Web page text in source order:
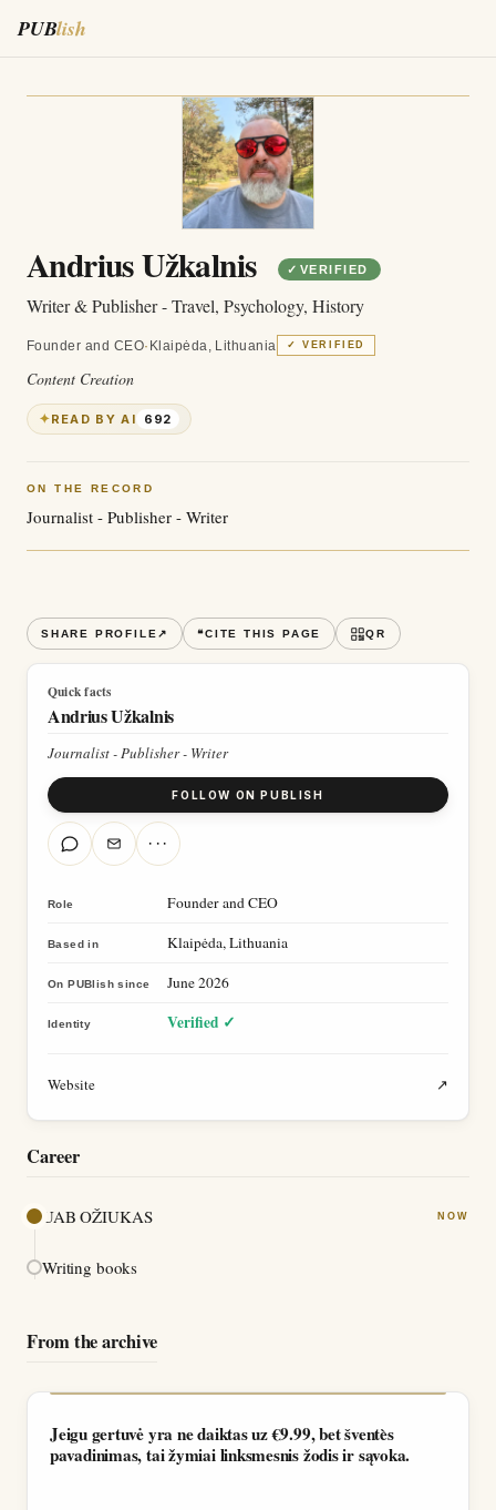
PUBlish
Andrius Užkalnis ✓ VERIFIED
Writer & Publisher - Travel, Psychology, History
Founder and CEO· Klaipėda, Lithuania ✓ VERIFIED
Content Creation
✦READ BY AI 692
ON THE RECORD
Journalist - Publisher - Writer
SHARE PROFILE ↗ ❝CITE THIS PAGE QR
Quick facts
Andrius Užkalnis
Journalist - Publisher - Writer
FOLLOW ON PUBLISH
···
Role Founder and CEO
Based in Klaipėda, Lithuania
On PUBlish since June 2026
Identity Verified ✓
Website ↗
Career
UAB OŽIUKAS NOW
Writing books
From the archive
Jeigu gertuvė yra ne daiktas uz €9.99, bet šventès
pavadinimas, tai žymiai linksmesnis žodis ir sąvoka.